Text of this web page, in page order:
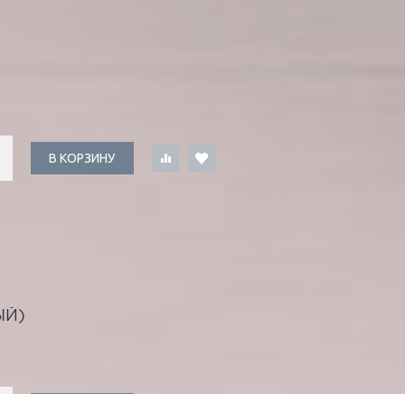
В КОРЗИНУ